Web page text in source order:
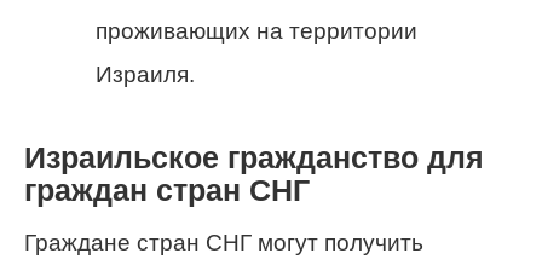
проживающих на территории
Израиля.
Израильское гражданство для
граждан стран СНГ
Граждане стран СНГ могут получить